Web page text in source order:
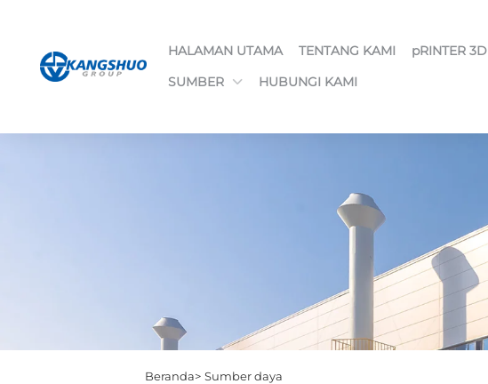
HALAMAN UTAMA TENTANG KAMI pRINTER 3D
SUMBER
HUBUNGI KAMI
Beranda> Sumber daya